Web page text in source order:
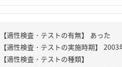
【適性検査・テストの種類】